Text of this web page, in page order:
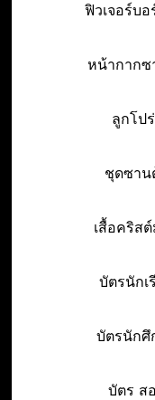
ฟิวเจอร์บอ
หน้ากากซ
ลูกโป
ชุดซาน
เสื้อคริส
บัตรนักเ
บัตรนักศึ
บัตร ส